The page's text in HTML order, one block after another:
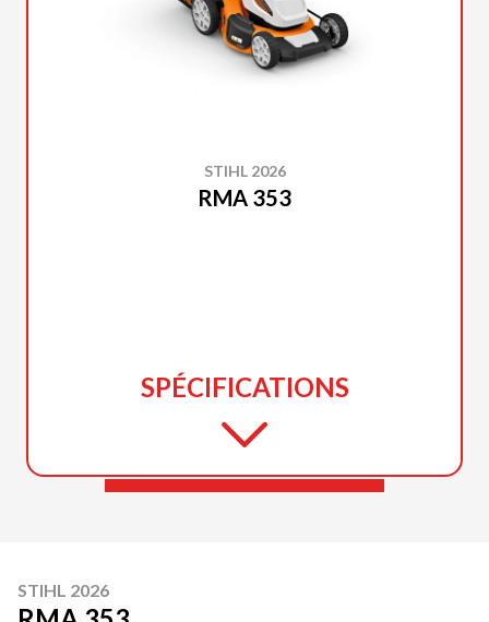
STIHL 2026
RMA 353
SPÉCIFICATIONS
STIHL 2026